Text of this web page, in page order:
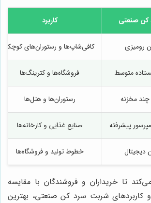
کن صنعتی کاربرد
رومیزی کافی‌شاپ‌ها و رستوران‌های کوچک
متوسط فروشگاه‌ها و کترینگ‌ها
مخزنه رستوران‌ها و هتل‌ها
پیشرفته صنایع غذایی و کارخانه‌ها
خطوط تولید و فروشگاه‌ها
تا خریداران و فروشندگان با مقایسه
کاربردهای شربت سرد کن صنعتی، بهترین